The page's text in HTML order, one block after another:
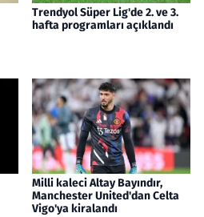
Trendyol Süper Lig'de 2. ve 3.
hafta programları açıklandı
Milli kaleci Altay Bayındır,
Manchester United'dan Celta
Vigo'ya kiralandı